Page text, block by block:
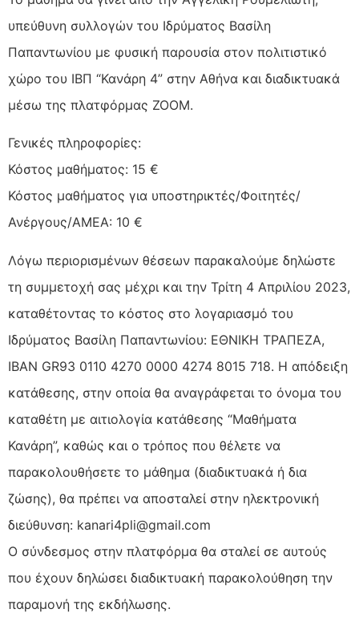
υπεύθυνη συλλογών του Ιδρύματος Βασίλη
Παπαντωνίου με φυσική παρουσία στον πολιτιστικό
χώρο του ΙΒΠ “Κανάρη 4” στην Αθήνα και διαδικτυακά
μέσω της πλατφόρμας ΖΟΟΜ.
Γενικές πληροφορίες:
Κόστος μαθήματος: 15 €
Κόστος μαθήματος για υποστηρικτές/Φοιτητές/
Ανέργους/ΑΜΕΑ: 10 €
Λόγω περιορισμένων θέσεων παρακαλούμε δηλώστε
τη συμμετοχή σας μέχρι και την Τρίτη 4 Απριλίου 2023,
καταθέτοντας το κόστος στο λογαριασμό του
Ιδρύματος Βασίλη Παπαντωνίου: ΕΘΝΙΚΗ ΤΡΑΠΕΖΑ,
ΙΒΑΝ GR93 0110 4270 0000 4274 8015 718. Η απόδειξη
κατάθεσης, στην οποία θα αναγράφεται το όνομα του
καταθέτη με αιτιολογία κατάθεσης “Μαθήματα
Κανάρη”, καθώς και ο τρόπος που θέλετε να
παρακολουθήσετε το μάθημα (διαδικτυακά ή δια
ζώσης), θα πρέπει να αποσταλεί στην ηλεκτρονική
διεύθυνση: kanari4pli@gmail.com
Ο σύνδεσμος στην πλατφόρμα θα σταλεί σε αυτούς
που έχουν δηλώσει διαδικτυακή παρακολούθηση την
παραμονή της εκδήλωσης.